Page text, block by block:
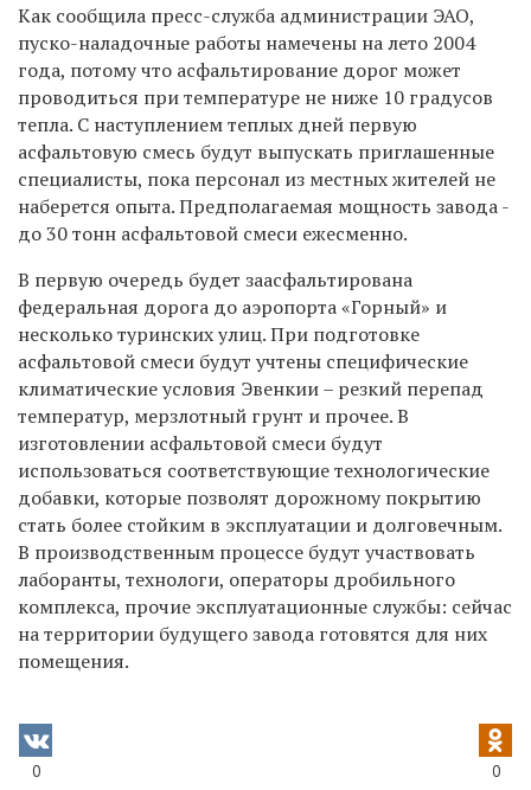
Как сообщила пресс-служба администрации ЭАО,
пуско-наладочные работы намечены на лето 2004
года, потому что асфальтирование дорог может
проводиться при температуре не ниже 10 градусов
тепла. С наступлением теплых дней первую
асфальтовую смесь будут выпускать приглашенные
специалисты, пока персонал из местных жителей не
наберется опыта. Предполагаемая мощность завода -
до 30 тонн асфальтовой смеси ежесменно.
В первую очередь будет заасфальтирована
федеральная дорога до аэропорта «Горный» и
несколько туринских улиц. При подготовке
асфальтовой смеси будут учтены специфические
климатические условия Эвенкии – резкий перепад
температур, мерзлотный грунт и прочее. В
изготовлении асфальтовой смеси будут
использоваться соответствующие технологические
добавки, которые позволят дорожному покрытию
стать более стойким в эксплуатации и долговечным.
В производственным процессе будут участвовать
лаборанты, технологи, операторы дробильного
комплекса, прочие эксплуатационные службы: сейчас
на территории будущего завода готовятся для них
помещения.
0 0